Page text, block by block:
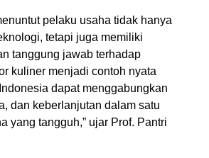
pelaku usaha tidak hanya
tetapi juga memiliki
tanggung jawab terhadap
kuliner menjadi contoh nyata
dapat menggabungkan
dan keberlanjutan dalam satu
yang tangguh,” ujar Prof. Pantri